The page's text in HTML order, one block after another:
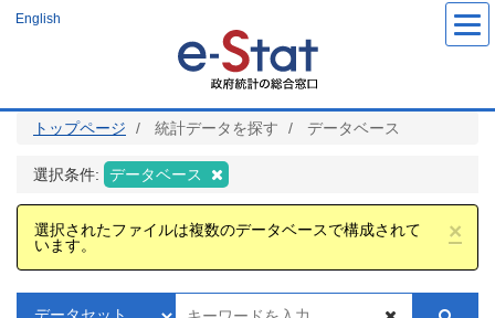
ツ
English
トップページ 統計データを探す データベース
選択条件: データベース
×
選択されたファイルは複数のデータベースで構成されて
います。